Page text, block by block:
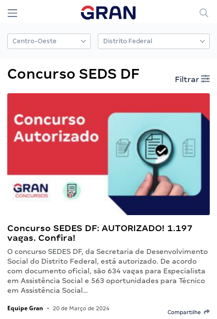
Concurso SEDS DF Filtrar
Concurso SEDES DF: AUTORIZADO! 1.197
vagas. Confira!
O concurso SEDES DF, da Secretaria de Desenvolvimento
Social do Distrito Federal, está autorizado. De acordo
com documento oficial, são 634 vagas para Especialista
em Assistência Social e 563 oportunidades para Técnico
em Assistência Social…
Equipe Gran • 20 de Março de 2024
Compartilhe